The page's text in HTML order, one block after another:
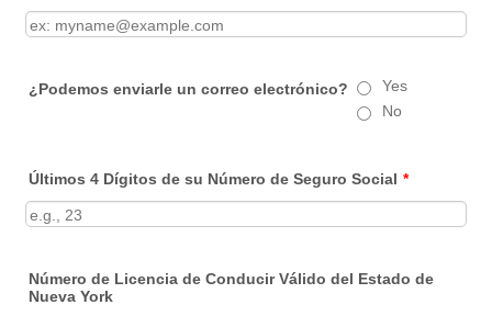
¿Podemos enviarle un correo electrónico?
Yes
No
Últimos 4 Dígitos de su Número de Seguro Social *
Número de Licencia de Conducir Válido del Estado de
Nueva York